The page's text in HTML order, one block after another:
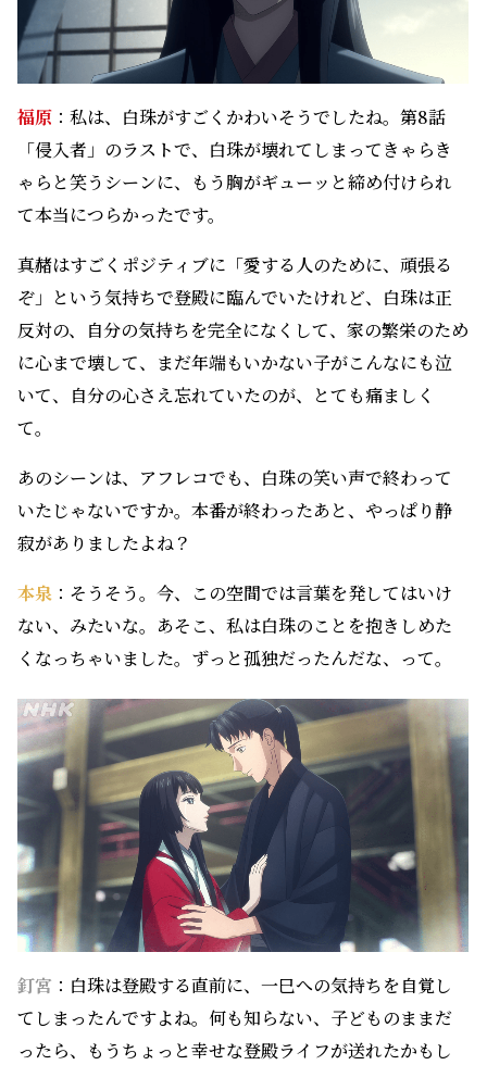
福原 ：私は、白珠がすごくかわいそうでしたね。第8話
「侵入者」のラストで、白珠が壊れてしまってきゃらき
ゃらと笑うシーンに、もう胸がギューッと締め付けられ
て本当につらかったです。
真赭はすごくポジティブに「愛する人のために、頑張る
ぞ」という気持ちで登殿に臨んでいたけれど、白珠は正
反対の、自分の気持ちを完全になくして、家の繁栄のため
に心まで壊して、まだ年端もいかない子がこんなにも泣
いて、自分の心さえ忘れていたのが、とても痛ましく
て。
あのシーンは、アフレコでも、白珠の笑い声で終わって
いたじゃないですか。本番が終わったあと、やっぱり静
寂がありましたよね？
本泉 ：そうそう。今、この空間では言葉を発してはいけ
ない、みたいな。あそこ、私は白珠のことを抱きしめた
くなっちゃいました。ずっと孤独だったんだな、って。
釘宮 ：白珠は登殿する直前に、一巳への気持ちを自覚し
てしまったんですよね。何も知らない、子どものままだ
ったら、もうちょっと幸せな登殿ライフが送れたかもし